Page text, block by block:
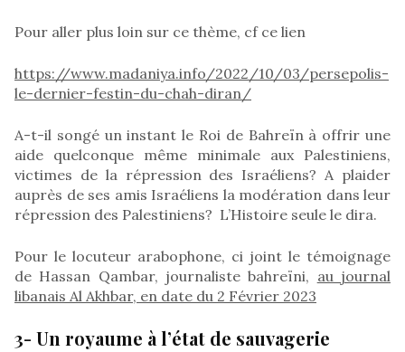
Pour aller plus loin sur ce thème, cf ce lien
https://www.madaniya.info/2022/10/03/persepolis-
le-dernier-festin-du-chah-diran/
A-t-il songé un instant le Roi de Bahreïn à offrir une
aide quelconque même minimale aux Palestiniens,
victimes de la répression des Israéliens? A plaider
auprès de ses amis Israéliens la modération dans leur
répression des Palestiniens? L’Histoire seule le dira.
Pour le locuteur arabophone, ci joint le témoignage
de Hassan Qambar, journaliste bahreïni, au journal
libanais Al Akhbar, en date du 2 Février 2023
3- Un royaume à l’état de sauvagerie